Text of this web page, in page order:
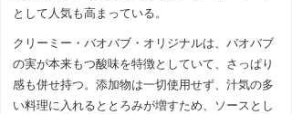
として人気も高まっている。
クリーミー・バオバブ・オリジナルは、バオバブ
の実が本来もつ酸味を特徴としていて、さっぱり
感も併せ持つ。添加物は一切使用せず、汁気の多
い料理に入れるととろみが増すため、ソースとし